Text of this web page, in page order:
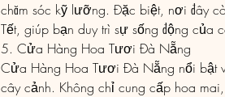
chăm sóc kỹ lưỡng. Đặc biệt, nơi đây
Tết, giúp bạn duy trì sự sống động của
5. Cửa Hàng Hoa Tươi Đà Nẵng
Cửa Hàng Hoa Tươi Đà Nẵng nổi bật
cây cảnh. Không chỉ cung cấp hoa